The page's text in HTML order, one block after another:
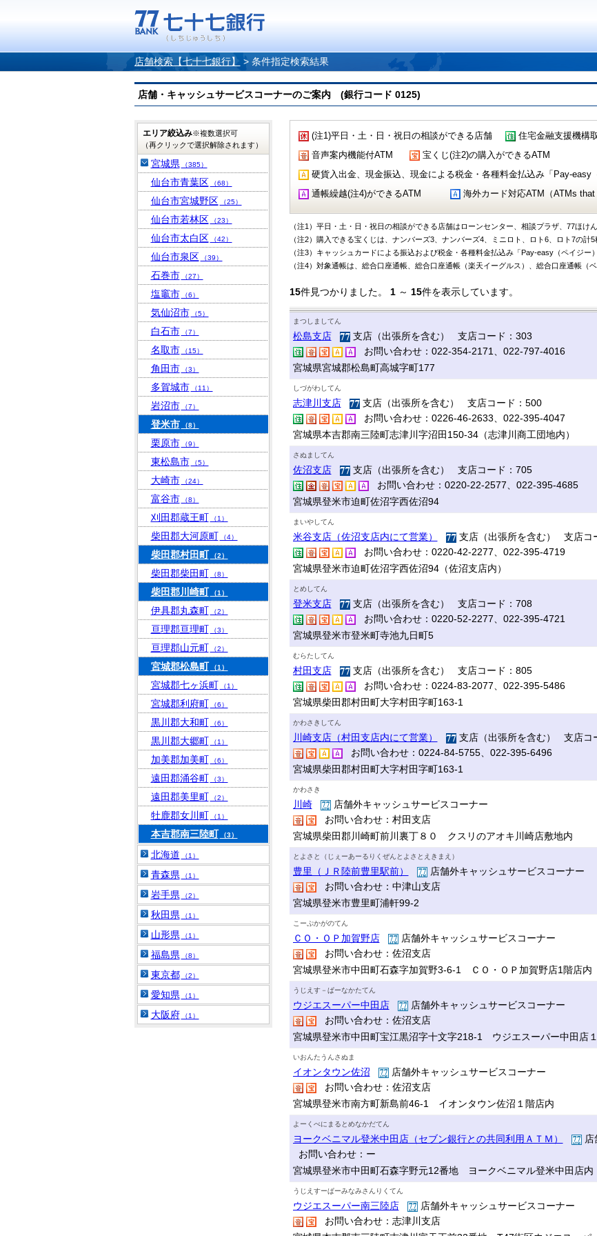
店舗検索【七十七銀行】 > 条件指定検索結果
店舗・キャッシュサービスコーナーのご案内 (銀行コード 0125)
(注1)平日・土・日・祝日の相談ができる店舗 住宅金融支援機構
音声案内機能付ATM
宝くじ(注2)の購入ができるATM
硬貨入出金、現金振込、現金による税金・各種料金払込み「Pay-easy
通帳繰越(注4)ができるATM
海外カード対応ATM（ATMs that
（注1）平日・土・日・祝日の相談ができる店舗はローンセンター、相談プラザ、77ほけん
（注2）購入できる宝くじは、ナンバーズ3、ナンバーズ4、ミニロト、ロト6、ロト7の計5
（注3）キャッシュカードによる振込および税金・各種料金払込み「Pay-easy（ペイジー
（注4）対象通帳は、総合口座通帳、総合口座通帳（楽天イーグルス）、総合口座通帳（
15件見つかりました。 1～ 15件を表示しています。
まつしましてん
松島支店
支店（出張所を含む） 支店コード：303
お問い合わせ：022-354-2171、022-797-4016
宮城県宮城郡松島町高城字町177
しづがわしてん
志津川支店
支店（出張所を含む） 支店コード：500
お問い合わせ：0226-46-2633、022-395-4047
宮城県本吉郡南三陸町志津川字沼田150-34（志津川商工団地内）
さぬましてん
佐沼支店
支店（出張所を含む） 支店コード：705
お問い合わせ：0220-22-2577、022-395-4685
宮城県登米市迫町佐沼字西佐沼94
まいやしてん
米谷支店（佐沼支店内にて営業）
支店（出張所を含む） 支店コ
お問い合わせ：0220-42-2277、022-395-4719
宮城県登米市迫町佐沼字西佐沼94（佐沼支店内）
とめしてん
登米支店
支店（出張所を含む） 支店コード：708
お問い合わせ：0220-52-2277、022-395-4721
宮城県登米市登米町寺池九日町5
むらたしてん
村田支店
支店（出張所を含む） 支店コード：805
お問い合わせ：0224-83-2077、022-395-5486
宮城県柴田郡村田町大字村田字町163-1
かわさきしてん
川崎支店（村田支店内にて営業）
支店（出張所を含む） 支店コ
お問い合わせ：0224-84-5755、022-395-6496
宮城県柴田郡村田町大字村田字町163-1
かわさき
川崎
店舗外キャッシュサービスコーナー
お問い合わせ：村田支店
宮城県柴田郡川崎町前川裏丁８０ クスリのアオキ川崎店敷地内
とよさと（じぇーあーるりくぜんとよさとえきまえ）
豊里（ＪＲ陸前豊里駅前）
店舗外キャッシュサービスコーナー
お問い合わせ：中津山支店
宮城県登米市豊里町浦軒99-2
こーぷかがのてん
ＣＯ・ＯＰ加賀野店
店舗外キャッシュサービスコーナー
お問い合わせ：佐沼支店
宮城県登米市中田町石森字加賀野3-6-1 ＣＯ・ＯＰ加賀野店1階店内
うじえす－ぱーなかたてん
ウジエスーパー中田店
店舗外キャッシュサービスコーナー
お問い合わせ：佐沼支店
宮城県登米市中田町宝江黒沼字十文字218-1 ウジエスーパー中田店
いおんたうんさぬま
イオンタウン佐沼
店舗外キャッシュサービスコーナー
お問い合わせ：佐沼支店
宮城県登米市南方町新島前46-1 イオンタウン佐沼１階店内
よーくべにまるとめなかだてん
ヨークベニマル登米中田店（セブン銀行との共同利用ＡＴＭ）
お問い合わせ：ー
宮城県登米市中田町石森字野元12番地 ヨークベニマル登米中田店内
うじえすーぱーみなみさんりくてん
ウジエスーパー南三陸店
店舗外キャッシュサービスコーナー
お問い合わせ：志津川支店
エリア絞込み※複数選択可
（再クリックで選択解除されます）
宮城県 （385）
仙台市青葉区 （68）
仙台市宮城野区 （25）
仙台市若林区 （23）
仙台市太白区 （42）
仙台市泉区 （39）
石巻市 （27）
塩竈市 （6）
気仙沼市 （5）
白石市 （7）
名取市 （15）
角田市 （3）
多賀城市 （11）
岩沼市 （7）
登米市 （8）
栗原市 （9）
東松島市 （5）
大崎市 （24）
富谷市 （8）
刈田郡蔵王町 （1）
柴田郡大河原町 （4）
柴田郡村田町 （2）
柴田郡柴田町 （8）
柴田郡川崎町 （1）
伊具郡丸森町 （2）
亘理郡亘理町 （3）
亘理郡山元町 （2）
宮城郡松島町 （1）
宮城郡七ヶ浜町 （1）
宮城郡利府町 （6）
黒川郡大和町 （6）
黒川郡大郷町 （1）
加美郡加美町 （6）
遠田郡涌谷町 （3）
遠田郡美里町 （2）
牡鹿郡女川町 （1）
本吉郡南三陸町 （3）
北海道 （1）
青森県 （1）
岩手県 （2）
秋田県 （1）
山形県 （1）
福島県 （8）
東京都 （2）
愛知県 （1）
大阪府 （1）